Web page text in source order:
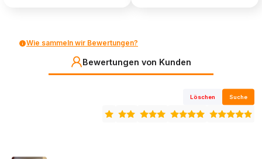
Wie sammeln wir Bewertungen?
Bewertungen von Kunden
Löschen Suche